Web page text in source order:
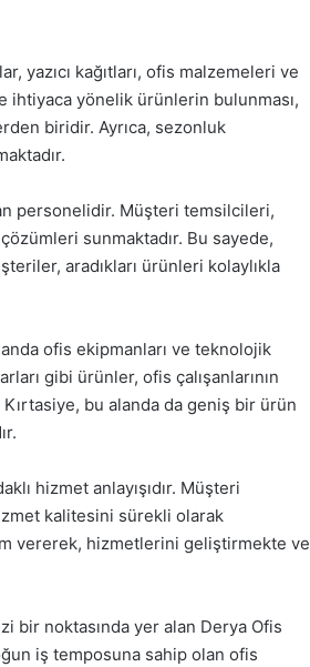
yazıcı kağıtları, ofis malzemeleri ve
ihtiyaca yönelik ürünlerin bulunması,
biridir. Ayrıca, sezonluk
personelidir. Müşteri temsilcileri,
sunmaktadır. Bu sayede,
aradıkları ürünleri kolaylıkla
ofis ekipmanları ve teknolojik
gibi ürünler, ofis çalışanlarının
bu alanda da geniş bir ürün
hizmet anlayışıdır. Müşteri
kalitesini sürekli olarak
vererek, hizmetlerini geliştirmekte ve
bir noktasında yer alan Derya Ofis
iş temposuna sahip olan ofis